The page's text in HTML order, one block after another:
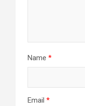
Name *
Email *